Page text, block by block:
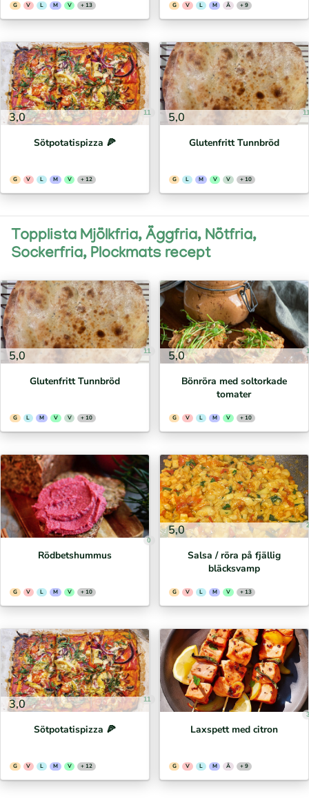
G V L M V + 13 G V L M Ä + 9
3,0 11
Sötpotatispizza 🍕⁣
G V L M V + 12
5,0
Glutenfritt Tunnbröd
G L M V V + 10
Topplista Mjölkfria, Äggfria, Nötfria,
Sockerfria, Plockmats recept
5,0 11
Glutenfritt Tunnbröd
G L M V V + 10
5,0
Bönröra med soltorkade
tomater
G V L M V + 10
0
Rödbetshummus
G V L M V + 10
5,0
Salsa / röra på fjällig
bläcksvamp
G V L M V + 13
3,0 11
Sötpotatispizza 🍕⁣
G V L M V + 12
Laxspett med citron
G V L M Ä + 9